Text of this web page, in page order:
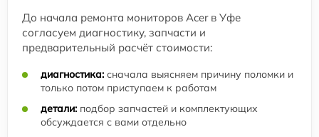
До начала ремонта мониторов Acer в Уфе
согласуем диагностику, запчасти и
предварительный расчёт стоимости:
диагностика: сначала выясняем причину поломки и
только потом приступаем к работам
детали: подбор запчастей и комплектующих
обсуждается с вами отдельно